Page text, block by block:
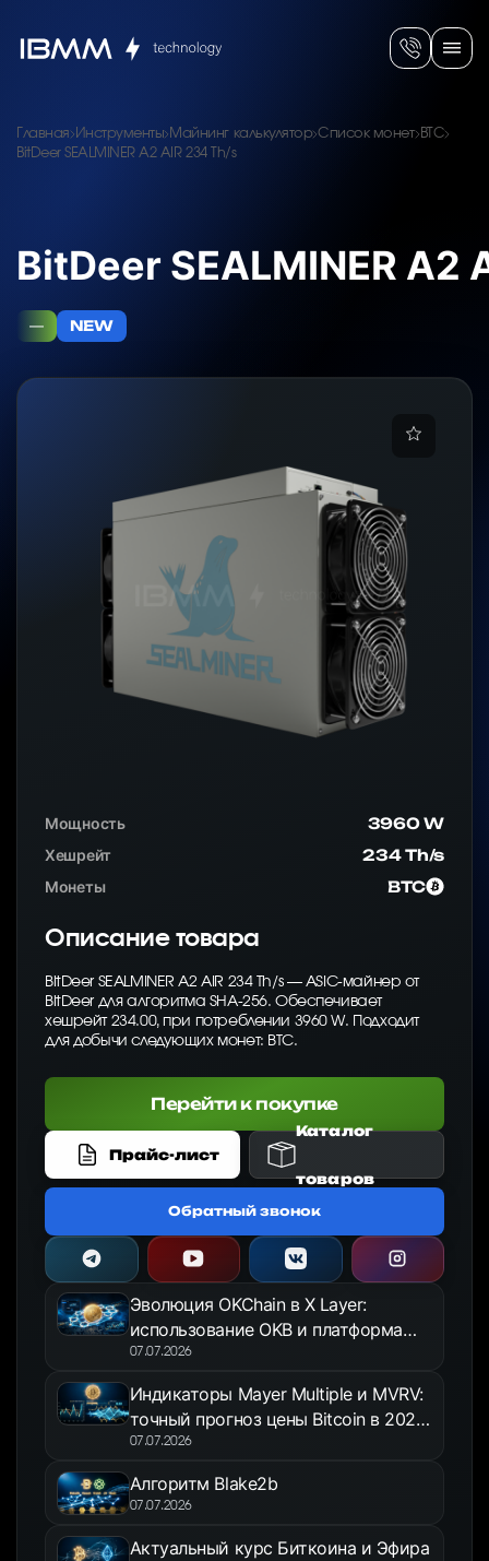
Главная Инструменты Майнинг калькулятор Список монет BTC
BitDeer SEALMINER A2 AIR 234 Th/s
BitDeer SEALMINER A2
— NEW
Мощность
3960 W
Хешрейт
234 Th/s
Монеты
BTC
Описание товара
BitDeer SEALMINER A2 AIR 234 Th/s — ASIC-майнер от
BitDeer для алгоритма SHA-256. Обеспечивает
хешрейт 234.00, при потреблении 3960 W. Подходит
для добычи следующих монет: BTC.
Перейти к покупке
Прайс-лист
Каталог
товаров
Обратный звонок
Эволюция OKChain в X Layer:
использование OKB и платформа
OKX Jumpstart в 2026 году
07.07.2026
Индикаторы Mayer Multiple и MVRV:
точный прогноз цены Bitcoin в 2026
году
07.07.2026
Алгоритм Blake2b
07.07.2026
Актуальный курс Биткоина и Эфира